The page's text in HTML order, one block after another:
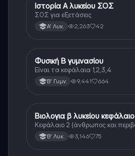
Ιστορία
Ιστορία Α λυκείου ΣΟΣ
ΣΟΣ για εξετάσεις
Α' Λυκ. 2,263 42
Φυσική
Φυσική Β γυμνασίου
Είναι τα κεφάλαια 1,2,3,4
Β' Γυμν. 9,441 664
Βιολογία
Βιολογια β λυκείου
Κεφάλαιο 2 (άνθρωπος και
Β' Λυκ. 3,146 75